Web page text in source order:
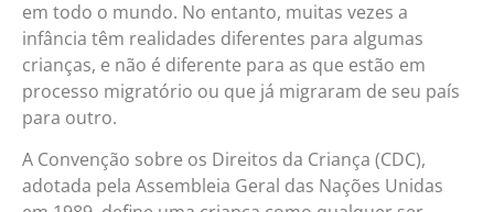
em todo o mundo. No entanto, muitas vezes a
infância têm realidades diferentes para algumas
crianças, e não é diferente para as que estão em
processo migratório ou que já migraram de seu país
para outro.
A Convenção sobre os Direitos da Criança (CDC),
adotada pela Assembleia Geral das Nações Unidas